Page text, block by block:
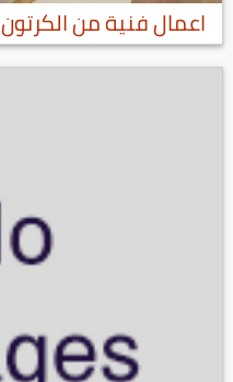
اعمال فنية من الكرتون